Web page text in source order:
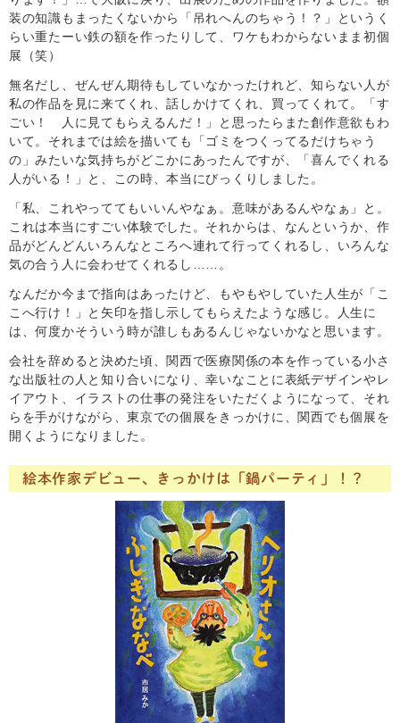
装の知識もまったくないから「吊れへんのちゃう！？」というく
らい重たーい鉄の額を作ったりして、ワケもわからないまま初個
展（笑）
無名だし、ぜんぜん期待もしていなかったけれど、知らない人が
私の作品を見に来てくれ、話しかけてくれ、買ってくれて。「す
ごい！ 人に見てもらえるんだ！」と思ったらまた創作意欲もわ
いて。それまでは絵を描いても「ゴミをつくってるだけちゃう
の」みたいな気持ちがどこかにあったんですが、「喜んでくれる
人がいる！」と、この時、本当にびっくりしました。
「私、これやっててもいいんやなぁ。意味があるんやなぁ」と。
これは本当にすごい体験でした。それからは、なんというか、作
品がどんどんいろんなところへ連れて行ってくれるし、いろんな
気の合う人に会わせてくれるし……。
なんだか今まで指向はあったけど、もやもやしていた人生が「こ
こへ行け！」と矢印を指し示してもらえたような感じ。人生に
は、何度かそういう時が誰しもあるんじゃないかなと思います。
会社を辞めると決めた頃、関西で医療関係の本を作っている小さ
な出版社の人と知り合いになり、幸いなことに表紙デザインやレ
イアウト、イラストの仕事の発注をいただくようになって、それ
らを手がけながら、東京での個展をきっかけに、関西でも個展を
開くようになりました。
絵本作家デビュー、きっかけは「鍋パーティ」！？